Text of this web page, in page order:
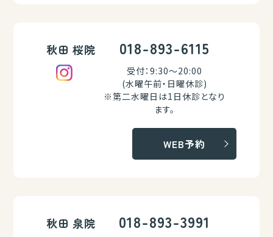
秋田 桜院 018-893-6115
受付：9:30～20:00
(水曜午前・日曜休診)
※第二水曜日は1日休診となり
ます。
WEB予約
秋田 泉院 018-893-3991